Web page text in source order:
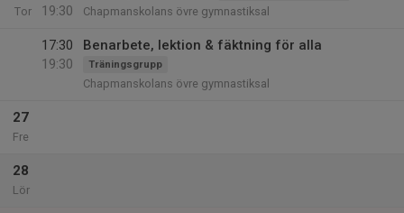
Tor
19:30
Chapmanskolans övre gymnastiksal
17:30
19:30
Benarbete, lektion & fäktning för alla
Träningsgrupp
Chapmanskolans övre gymnastiksal
27
Fre
28
Lör